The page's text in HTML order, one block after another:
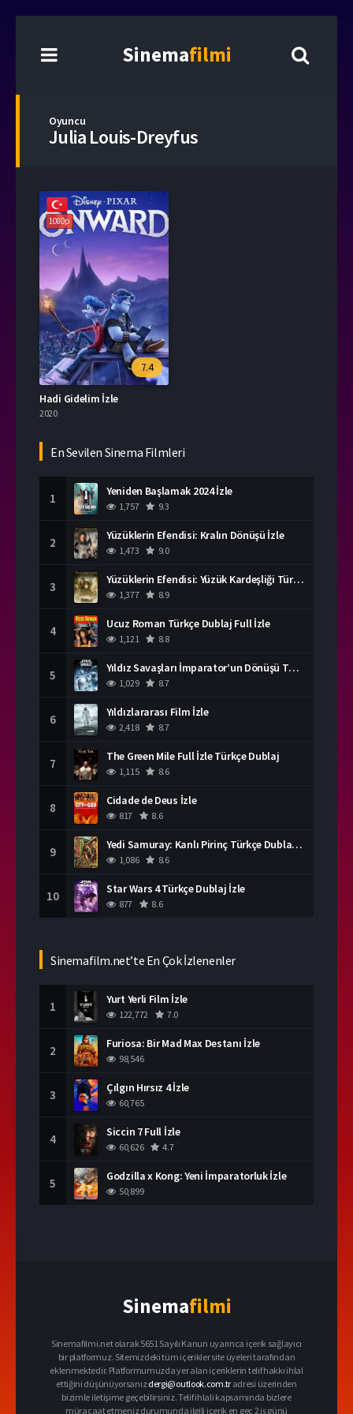
Sinemafilmi
Oyuncu
Julia Louis-Dreyfus
1080p
7.4
Hadi Gidelim İzle
2020
En Sevilen Sinema Filmleri
1 Yeniden Başlamak 2024 İzle
1,757 9.3
2 Yüzüklerin Efendisi: Kralın Dönüşü İzle
1,473 9.0
3 Yüzüklerin Efendisi: Yüzük Kardeşliği Türkçe Dublaj İzle
1,377 8.9
4 Ucuz Roman Türkçe Dublaj Full İzle
1,121 8.8
5 Yıldız Savaşları İmparator’un Dönüşü Türkçe Dublaj İzle
1,029 8.7
6 Yıldızlararası Film İzle
2,418 8.7
7 The Green Mile Full İzle Türkçe Dublaj
1,115 8.6
8 Cidade de Deus İzle
817 8.6
9 Yedi Samuray: Kanlı Pirinç Türkçe Dublaj İzle
1,086 8.6
10 Star Wars 4 Türkçe Dublaj İzle
877 8.6
Sinemafilm.net’te En Çok İzlenenler
1 Yurt Yerli Film İzle
122,772 7.0
2 Furiosa: Bir Mad Max Destanı İzle
98,546
3 Çılgın Hırsız 4 İzle
60,765
4 Siccin 7 Full İzle
60,626 4.7
5 Godzilla x Kong: Yeni İmparatorluk İzle
50,899
Sinemafilmi
Sinemafilmi.net olarak 5651 Sayılı Kanun uyarınca içerik sağlayıcı
bir platformuz. Sitemizdeki tüm içerikler site üyeleri tarafından
eklenmektedir. Platformumuzda yer alan içeriklerin telif hakkı ihlal
ettiğini düşünüyorsanızdergi@outlook.com.tr adresi üzerinden
bizimle iletişime geçebilirsiniz. Telif ihlali kapsamında bizlere
müracaat etmeniz durumunda ilgili içerik en geç 2 iş günü